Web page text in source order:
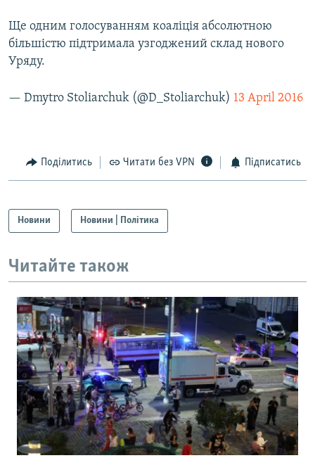
Ще одним голосуванням коаліція абсолютною
більшістю підтримала узгоджений склад нового
Уряду.
— Dmytro Stoliarchuk (@D_Stoliarchuk) 13 April 2016
Поділитись Читати без VPN Підписатись
Новини Новини | Політика
Читайте також